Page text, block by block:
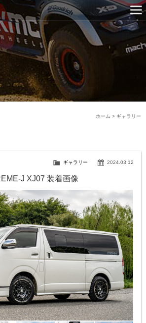
/ Lexani(レクサーニ
GALLERY
HISTORY
ギャラリー
ホーム >
2024.03.12
ギャラリー
J XJ07 装着画像